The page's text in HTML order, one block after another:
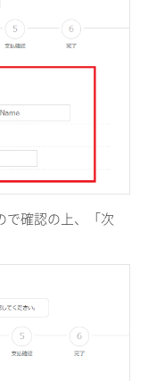
で確認の上、「次